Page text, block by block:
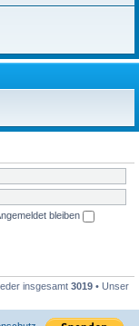
bleiben
insgesamt 3019 • Unser